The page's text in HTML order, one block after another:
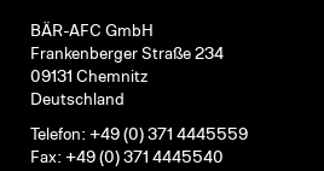
BÄR-AFC GmbH
Frankenberger Straße 234
09131 Chemnitz
Deutschland
Telefon: +49 (0) 371 4445559
Fax: +49 (0) 371 4445540